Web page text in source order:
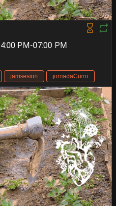
PM-07:00 PM
jamsesion jornadaCurro